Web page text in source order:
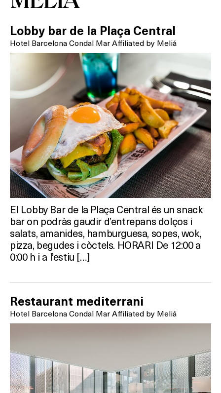
RESTAURANTS
SALES
Activitats
On?
Lobby bar de la Plaça Central
Hotel Barcelona Condal Mar Affiliated by Meliá
El Lobby Bar de la Plaça Central és un snack
bar on podràs gaudir d’entrepans dolços i
salats, amanides, hamburguesa, sopes, wok,
pizza, begudes i còctels. HORARI De 12:00 a
0:00 h i a l’estiu […]
Restaurant mediterrani
Hotel Barcelona Condal Mar Affiliated by Meliá